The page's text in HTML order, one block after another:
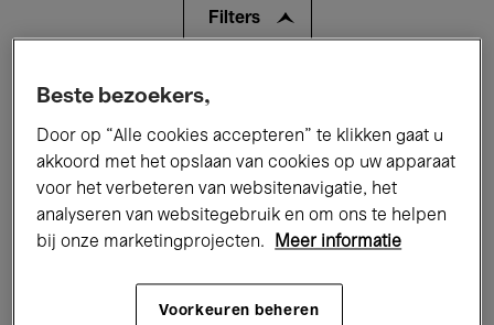
Filters
Alle evenementen
Tentoonstellingen Films
Performances Lezingen & Debatten
Jazz Klassieke Muziek Global Music
Beste bezoekers,
Door op “Alle cookies accepteren” te klikken gaat u
akkoord met het opslaan van cookies op uw apparaat
voor het verbeteren van websitenavigatie, het
analyseren van websitegebruik en om ons te helpen
bij onze marketingprojecten.
Meer informatie
Voorkeuren beheren